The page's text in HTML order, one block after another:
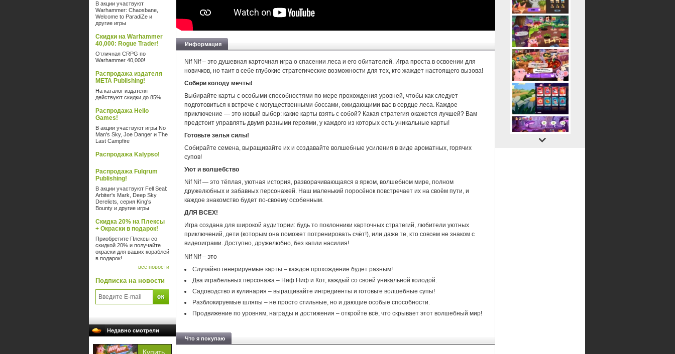
В акции участвуют
Warhammer: Chaosbane,
Welcome to ParadiZe и
другие игры
Скидки на Warhammer
40,000: Rogue Trader!
Отличная CRPG по
Warhammer 40,000!
Распродажа издателя
META Publishing!
На каталог издателя
действуют скидки до 85%
Распродажа Hello
Games!
В акции участвуют игры No
Man's Sky, Joe Danger и The
Last Campfire
Распродажа Kalypso!
Распродажа Fulqrum
Publishing!
В акции участвуют Fell Seal:
Arbiter's Mark, Deep Sky
Derelicts, серия King's
Bounty и другие игры
Скидка 20% на Плексы
+ Окраски в подарок!
Приобретите Плексы со
скидкой 20% и получайте
окраски для ваших кораблей
в подарок!
все новости
Подписка на новости
Недавно смотрели
Информация
Nif Nif – это душевная карточная игра о спасении леса и его обитателей. Игра проста в освоении для
новичков, но таит в себе глубокие стратегические возможности для тех, кто жаждет настоящего вызова!
Собери колоду мечты!
Выбирайте карты с особыми способностями по мере прохождения уровней, чтобы как следует
подготовиться к встрече с могущественными боссами, ожидающими вас в сердце леса. Каждое
приключение — это новый выбор: какие карты взять с собой? Какая стратегия окажется лучшей? Вам
предстоит управлять двумя разными героями, у каждого из которых есть уникальные карты!
Готовьте зелья силы!
Собирайте семена, выращивайте их и создавайте волшебные усиления в виде ароматных, горячих
супов!
Уют и волшебство
Nif Nif — это тёплая, уютная история, разворачивающаяся в ярком, волшебном мире, полном
дружелюбных и забавных персонажей. Наш маленький поросёнок повстречает их на своём пути, и
каждое знакомство будет по-своему особенным.
ДЛЯ ВСЕХ!
Игра создана для широкой аудитории: будь то поклонники карточных стратегий, любители уютных
приключений, дети (которым она поможет потренировать счёт!), или даже те, кто совсем не знаком с
видеоиграми. Доступно, дружелюбно, без капли насилия!
Nif Nif – это
Случайно генерируемые карты – каждое прохождение будет разным!
Два играбельных персонажа – Ниф Ниф и Кот, каждый со своей уникальной колодой.
Садоводство и кулинария – выращивайте ингредиенты и готовьте волшебные супы!
Разблокируемые шляпы – не просто стильные, но и дающие особые способности.
Продвижение по уровням, награды и достижения – откройте всё, что скрывает этот волшебный мир!
Что я покупаю